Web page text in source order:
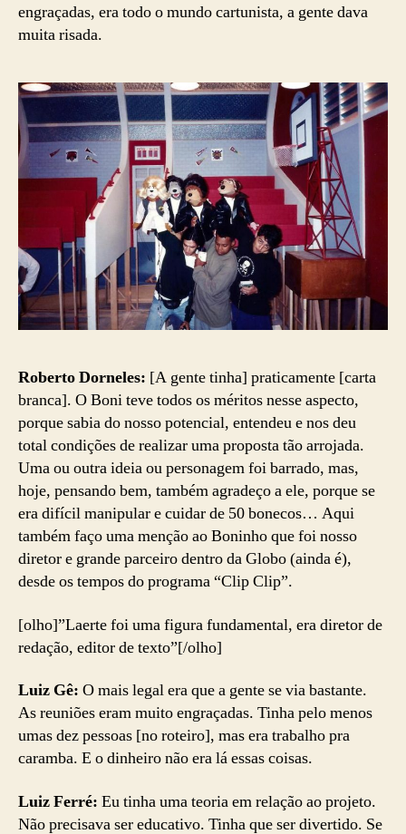
engraçadas, era todo o mundo cartunista, a gente dava
muita risada.
Roberto Dorneles: [A gente tinha] praticamente [carta
branca]. O Boni teve todos os méritos nesse aspecto,
porque sabia do nosso potencial, entendeu e nos deu
total condições de realizar uma proposta tão arrojada.
Uma ou outra ideia ou personagem foi barrado, mas,
hoje, pensando bem, também agradeço a ele, porque se
era difícil manipular e cuidar de 50 bonecos… Aqui
também faço uma menção ao Boninho que foi nosso
diretor e grande parceiro dentro da Globo (ainda é),
desde os tempos do programa “Clip Clip”.
[olho]”Laerte foi uma figura fundamental, era diretor de
redação, editor de texto”[/olho]
Luiz Gê: O mais legal era que a gente se via bastante.
As reuniões eram muito engraçadas. Tinha pelo menos
umas dez pessoas [no roteiro], mas era trabalho pra
caramba. E o dinheiro não era lá essas coisas.
Luiz Ferré: Eu tinha uma teoria em relação ao projeto.
Não precisava ser educativo. Tinha que ser divertido. Se